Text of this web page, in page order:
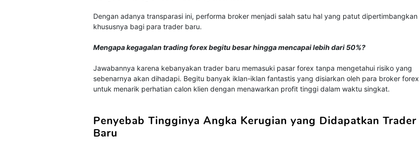
Dengan adanya transparasi ini, performa broker menjadi salah satu hal yang patut dipertimbangkan
khususnya bagi para trader baru.
Mengapa kegagalan trading forex begitu besar hingga mencapai lebih dari 50%?
Jawabannya karena kebanyakan trader baru memasuki pasar forex tanpa mengetahui risiko yang
sebenarnya akan dihadapi. Begitu banyak iklan-iklan fantastis yang disiarkan oleh para broker forex
untuk menarik perhatian calon klien dengan menawarkan profit tinggi dalam waktu singkat.
Penyebab Tingginya Angka Kerugian yang Didapatkan Trader
Baru